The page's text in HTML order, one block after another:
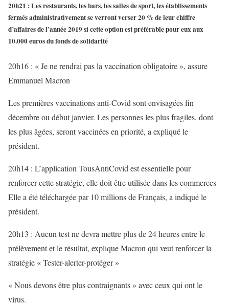
20h21 : Les restaurants, les bars, les salles de sport, les établissements
fermés administrativement se verront verser 20 % de leur chiffre
d’affaires de l’année 2019 si cette option est préférable pour eux aux
10.000 euros du fonds de solidarité
20h16 : « Je ne rendrai pas la vaccination obligatoire », assure
Emmanuel Macron
Les premières vaccinations anti-Covid sont envisagées fin
décembre ou début janvier. Les personnes les plus fragiles, dont
les plus âgées, seront vaccinées en priorité, a expliqué le
président.
20h14 : L’application TousAntiCovid est essentielle pour
renforcer cette stratégie, elle doit être utilisée dans les commerces
Elle a été téléchargée par 10 millions de Français, a indiqué le
président.
20h13 : Aucun test ne devra mettre plus de 24 heures entre le
prélèvement et le résultat, explique Macron qui veut renforcer la
stratégie « Tester-alerter-protéger »
« Nous devons être plus contraignants » avec ceux qui ont le
virus.